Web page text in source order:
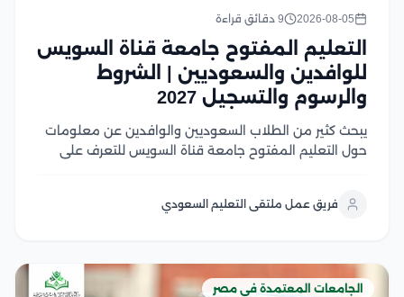
2026-08-05 9 دقائق قراءة
التعليم المفتوح جامعة قناة السويس
للوافدين والسعوديين | الشروط
والرسوم والتسجيل 2027
يبحث كثير من الطلاب السعوديين والوافدين عن معلومات
حول التعليم المفتوح جامعة قناة السويس للتعرف على
شروط القبول، وشروط...
فريق عمل ملتقى التعليم السعودي
الجامعات المعتمدة في مصر